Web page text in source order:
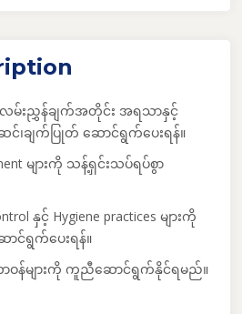
၏ လမ်းညွှန်ချက်အတိုင်း အရသာနှင့်
ဆင်၊ချက်ပြုတ် ဆောင်ရွက်ပေးရန်။
များကို သန့်ရှင်းသပ်ရပ်စွာ
နှင့် Hygiene practices များကို
င်ရွက်ပေးရန်။
ဝန်များကို ကူညီဆောင်ရွက်နိုင်ရမည်။